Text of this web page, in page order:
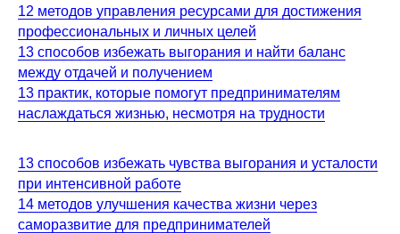
12 методов управления ресурсами для достижения
профессиональных и личных целей
13 способов избежать выгорания и найти баланс
между отдачей и получением
13 практик, которые помогут предпринимателям
наслаждаться жизнью, несмотря на трудности
13 способов избежать чувства выгорания и усталости
при интенсивной работе
14 методов улучшения качества жизни через
саморазвитие для предпринимателей